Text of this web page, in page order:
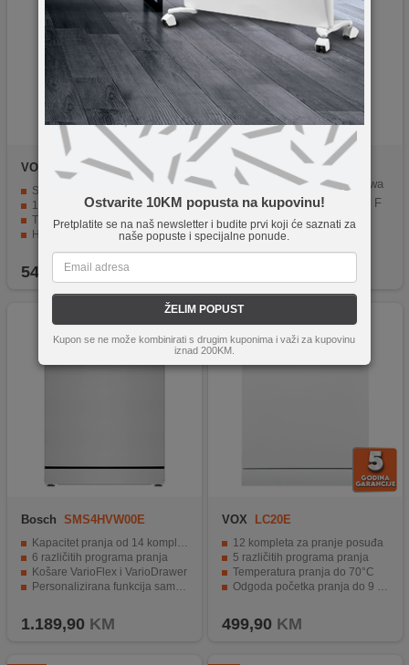
Ostvarite 10KM popusta na kupovinu!
Pretplatite se na naš newsletter i budite prvi koji će saznati za
naše popuste i specijalne ponude.
ŽELIM POPUST
Kupon se ne može kombinirati s drugim kuponima i važi za kupovinu
iznad 200KM.
VOX LC147617E
Samostojeća mašina za pranje suđa širine 60 cm
14 kompleta i 7 programa pranja
Treća korpa za bolju organizaciju pribora
Half Load funkcija za manje količine suđa
Indikator soli i sredstva za ispiranje
549,90KM
Electrolux
EEA12100L
Electrolux EEA12100L Dishwa
sher built-in 9 place settings F
Bosch SMS4HVW00E
Kapacitet pranja od 14 kompleta
6 različitih programa pranja
Košare VarioFlex i VarioDrawer
Personalizirana funkcija samo s jednim dodirom
1.189,90 KM
VOX LC20E
12 kompleta za pranje posuđa
5 različitih programa pranja
Temperatura pranja do 70°C
Odgoda početka pranja do 9 sati
499,90 KM